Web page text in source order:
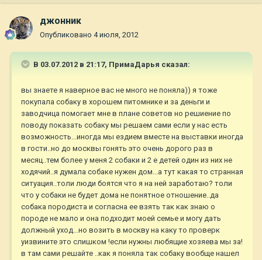
джонник
Опубликовано 4 июля, 2012
В 03.07.2012 в 21:17, ПримаДарья сказал:
вы знаете я наверное вас не много не поняла)) я тоже
покупала собаку в хорошем питомнике и за деньги и
заводчица помогает мне в плане советов но решиение по
поводу показать собаку мы решаем сами если у нас есть
возможность...иногда мы ездием вместе на выставки иногда
в гости..но до москвы гонять это очень дорого раз в
месяц..тем более у меня 2 собаки и 2 е детей один из них не
ходячий..я думала собаке нужен дом...а тут какая то странная
ситуация..толи люди боятся что я на ней заработаю? толи
что у собаки не будет дома не понятное отношение..да
собака породиста и согласна ее взять так как знаю о
породе не мало и она подходит моей семье и могу дать
должный уход...но возить в москву на каку то проверк
уизвините это слишком !если нужны любящие хозяева мы за!
в там сами решайте ..как я поняла так собаку вообще нашел